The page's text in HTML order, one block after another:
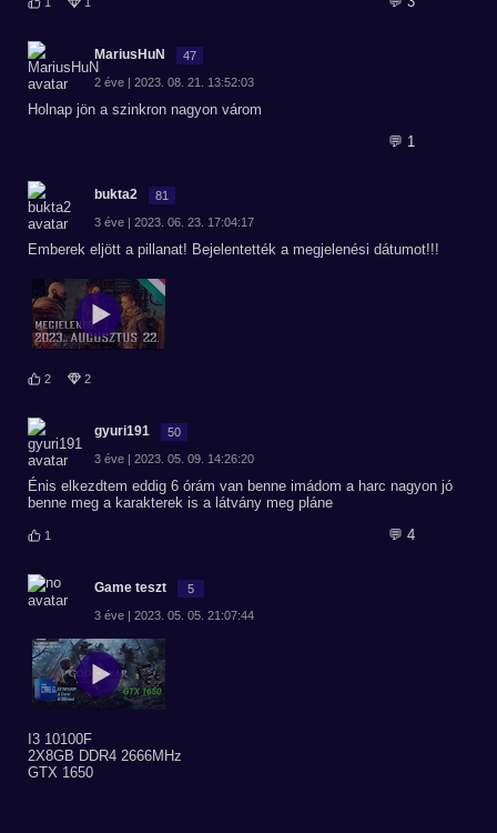
MariusHuN 47
2 éve | 2023. 08. 21. 13:52:03
Holnap jön a szinkron nagyon várom
💬 1
bukta2 81
3 éve | 2023. 06. 23. 17:04:17
Emberek eljött a pillanat! Bejelentették a megjelenési dátumot!!!
2 2
gyuri191 50
3 éve | 2023. 05. 09. 14:26:20
Énis elkezdtem eddig 6 órám van benne imádom a harc nagyon jó
benne meg a karakterek is a látvány meg pláne
1 💬 4
Game teszt 5
3 éve | 2023. 05. 05. 21:07:44
I3 10100F
2X8GB DDR4 2666MHz
GTX 1650